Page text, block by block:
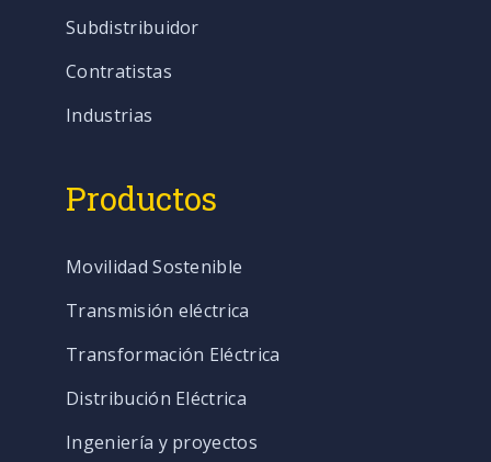
Subdistribuidor
Contratistas
Industrias
Productos
Movilidad Sostenible
Transmisión eléctrica
Transformación Eléctrica
Distribución Eléctrica
Ingeniería y proyectos